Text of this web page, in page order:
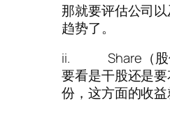
那就要评估公司
趋势了。
ii. Share（股
要看是干股还是
份，这方面的收益